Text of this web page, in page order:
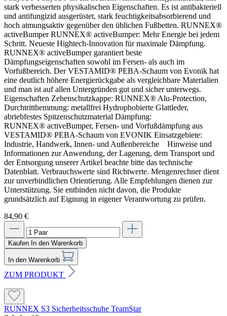
stark verbesserten physikalischen Eigenschaften. Es ist antibakteriell
und antifungizid ausgerüstet, stark feuchtigkeitsabsorbierend und
hoch atmungsaktiv gegenüber den üblichen Fußbetten. RUNNEX®
activeBumper RUNNEX® activeBumper: Mehr Energie bei jedem
Schritt. Neueste Hightech-Innovation für maximale Dämpfung.
RUNNEX® activeBumper garantiert beste
Dämpfungseigenschaften sowohl im Fersen- als auch im
Vorfußbereich. Der VESTAMID® PEBA-Schaum von Evonik hat
eine deutlich höhere Energierückgabe als vergleichbare Materialien
und man ist auf allen Untergründen gut und sicher unterwegs.
Eigenschaften Zehenschutzkappe: RUNNEX® Alu-Protection,
Durchtritthemmung: metallfrei Hydrophobierte Glattleder,
abriebfestes Spitzenschutzmaterial Dämpfung:
RUNNEX® activeBumper, Fersen- und Vorfußdämpfung aus
VESTAMID® PEBA-Schaum von EVONIK Einsatzgebiete:
Industrie, Handwerk, Innen- und Außenbereiche Hinweise und
Informationen zur Anwendung, der Lagerung, dem Transport und
der Entsorgung unserer Artikel beachte bitte das technische
Datenblatt. Verbrauchswerte sind Richtwerte. Mengenrechner dient
zur unverbindlichen Orientierung. Alle Empfehlungen dienen zur
Unterstützung. Sie entbinden nicht davon, die Produkte
grundsätzlich auf Eignung in eigener Verantwortung zu prüfen.
84,90 €
Kaufen In den Warenkorb
In den Warenkorb
ZUM PRODUKT
RUNNEX S3 Sicherheitsschuhe TeamStar